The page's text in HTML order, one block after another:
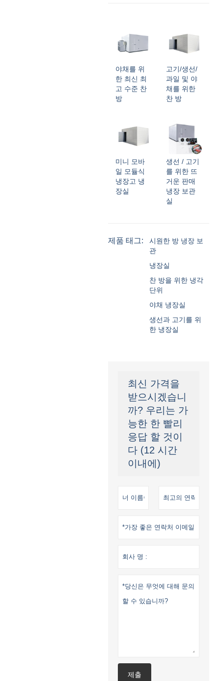
야채를 위
한 최신 최
고 수준 찬
방
고기/생선/
과일 및 야
채를 위한
찬 방
미니 모바
일 모듈식
냉장고 냉
장실
생선 / 고기
를 위한 뜨
거운 판매
냉장 보관
실
제품 태그:
시원한 방 냉장 보
관
냉장실
찬 방을 위한 냉각
단위
야채 냉장실
생선과 고기를 위
한 냉장실
최신 가격을
받으시겠습니
까? 우리는 가
능한 한 빨리
응답 할 것이
다 (12 시간
이내에)
제출